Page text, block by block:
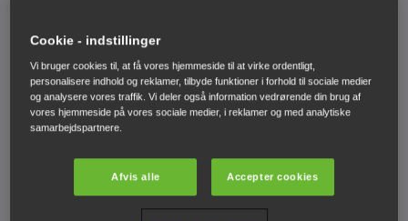
Fordele ved en hybridbil
Cookie - indstillinger
Vi bruger cookies til, at få vores hjemmeside til at virke ordentligt,
personalisere indhold og reklamer, tilbyde funktioner i forhold til sociale medier
og analysere vores traffik. Vi deler også information vedrørende din brug af
vores hjemmeside på vores sociale medier, i reklamer og med analytiske
samarbejdspartnere.
Afvis alle Accepter cookies